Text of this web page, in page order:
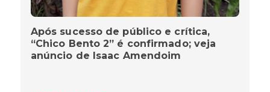
Após sucesso de público e crítica,
“Chico Bento 2” é confirmado; veja
anúncio de Isaac Amendoim